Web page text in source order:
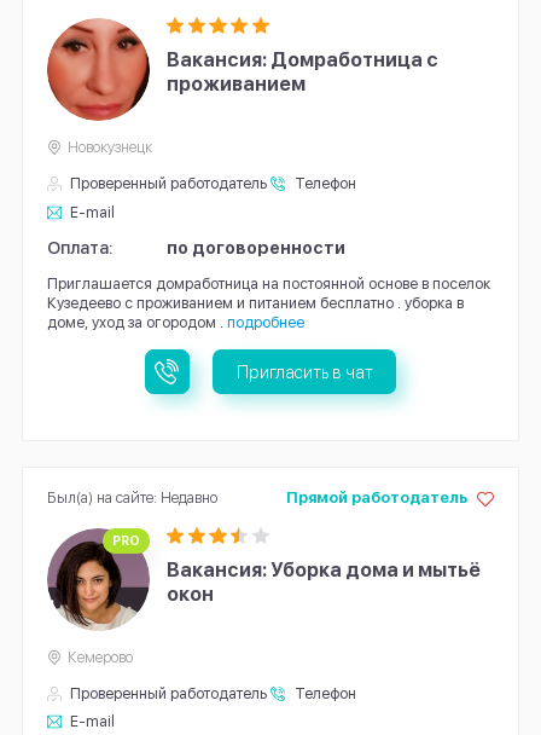
Вакансия: Домработница с
проживанием
Проверенный работодатель
Телефон
E-mail
Новокузнецк
Оплата: по договоренности
Приглашается домработница на постоянной основе в поселок
Кузедеево с проживанием и питанием бесплатно . уборка в
доме, уход за огородом . подробнее
Пригласить в чат
PRO
Вакансия: Уборка дома и мытьё
окон
Проверенный работодатель
Телефон
E-mail
Прямой работодатель
Кемерово
Был(а) на сайте: Недавно